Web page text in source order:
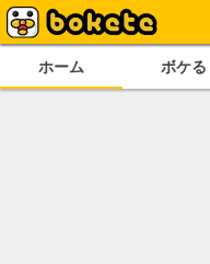
ホーム ボケる